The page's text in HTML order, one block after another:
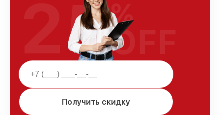
Получить скидку
25%
OFF